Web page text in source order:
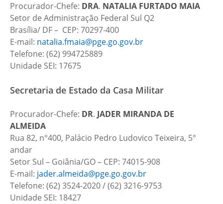
Procurador-Chefe: DRA. NATALIA FURTADO MAIA
Setor de Administração Federal Sul Q2
Brasília/ DF – CEP: 70297-400
E-mail: natalia.fmaia@pge.go.gov.br
Telefone: (62) 994725889
Unidade SEI: 17675
Secretaria de Estado da Casa Militar
Procurador-Chefe: DR. JADER MIRANDA DE
ALMEIDA
Rua 82, n°400, Palácio Pedro Ludovico Teixeira, 5°
andar
Setor Sul – Goiânia/GO – CEP: 74015-908
E-mail: jader.almeida@pge.go.gov.br
Telefone: (62) 3524-2020 / (62) 3216-9753
Unidade SEI: 18427